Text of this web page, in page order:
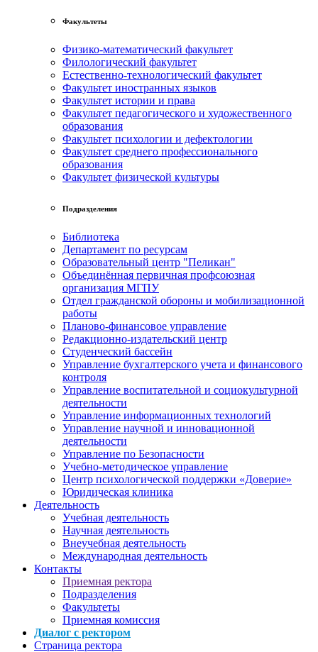
Факультеты
Физико-математический факультет
Филологический факультет
Естественно-технологический факультет
Факультет иностранных языков
Факультет истории и права
Факультет педагогического и художественного
образования
Факультет психологии и дефектологии
Факультет среднего профессионального
образования
Факультет физической культуры
Подразделения
Библиотека
Департамент по ресурсам
Образовательный центр "Пеликан"
Объединённая первичная профсоюзная
организация МГПУ
Отдел гражданской обороны и мобилизационной
работы
Планово-финансовое управление
Редакционно-издательский центр
Студенческий бассейн
Управление бухгалтерского учета и финансового
контроля
Управление воспитательной и социокультурной
деятельности
Управление информационных технологий
Управление научной и инновационной
деятельности
Управление по Безопасности
Учебно-методическое управление
Центр психологической поддержки «Доверие»
Юридическая клиника
Деятельность
Учебная деятельность
Научная деятельность
Внеучебная деятельность
Международная деятельность
Контакты
Приемная ректора
Подразделения
Факультеты
Приемная комиссия
Диалог с ректором
Страница ректора